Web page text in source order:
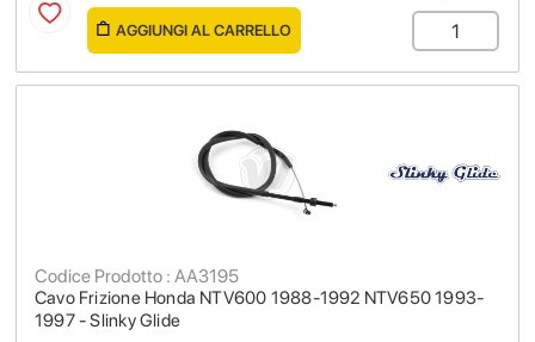
AGGIUNGI AL CARRELLO
Cavo Frizione Honda NTV600 1988-1992 NTV650 1993-
1997 - Slinky Glide
Codice Prodotto : AA3195